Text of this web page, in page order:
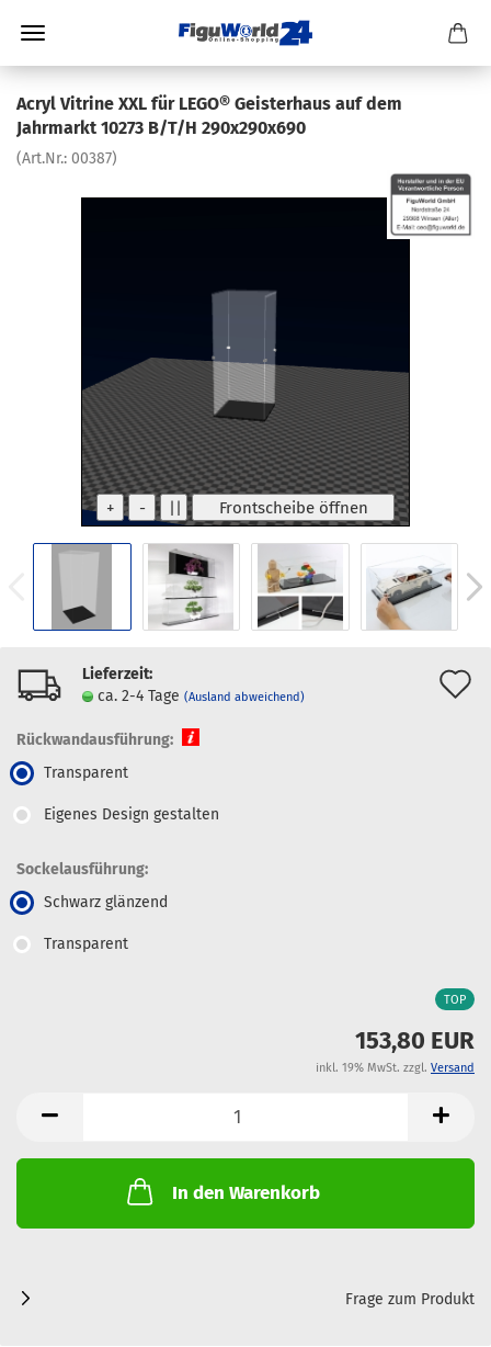
Acryl Vitrine XXL für LEGO® Geisterhaus auf dem
Jahrmarkt 10273 B/T/H 290x290x690
(Art.Nr.: 00387)
Lieferzeit:
ca. 2-4 Tage (Ausland abweichend)
Rückwandausführung:
Transparent
Eigenes Design gestalten
Sockelausführung:
Schwarz glänzend
Transparent
TOP
153,80 EUR
inkl. 19% MwSt. zzgl. Versand
In den Warenkorb
Frage zum Produkt